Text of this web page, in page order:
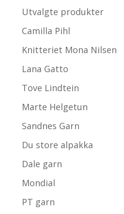
Utvalgte produkter
Camilla Pihl
Knitteriet Mona Nilsen
Lana Gatto
Tove Lindtein
Marte Helgetun
Sandnes Garn
Du store alpakka
Dale garn
Mondial
PT garn